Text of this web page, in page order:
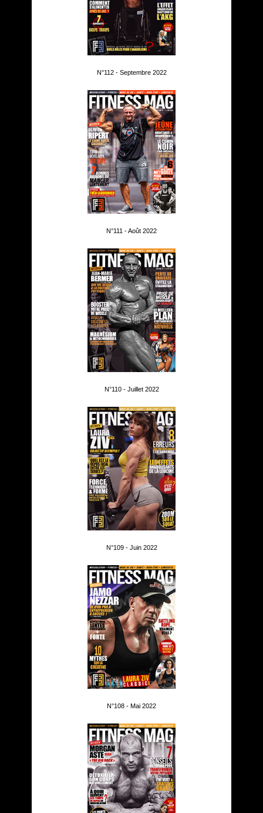
N°112 - Septembre 2022
N°111 - Août 2022
N°110 - Juillet 2022
N°109 - Juin 2022
N°108 - Mai 2022